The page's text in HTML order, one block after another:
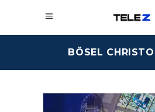
BÖSEL